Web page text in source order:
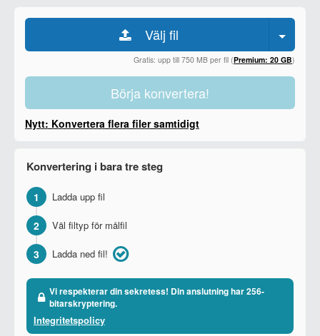
Välj fil
Gratis: upp till 750 MB per fil (Premium: 20 GB)
Börja konvertera!
Nytt: Konvertera flera filer samtidigt
Konvertering i bara tre steg
1 Ladda upp fil
2 Väl filtyp för målfil
3 Ladda ned fil!
Vi respekterar din sekretess! Din anslutning har 256-
bitarskryptering.
Integritetspolicy